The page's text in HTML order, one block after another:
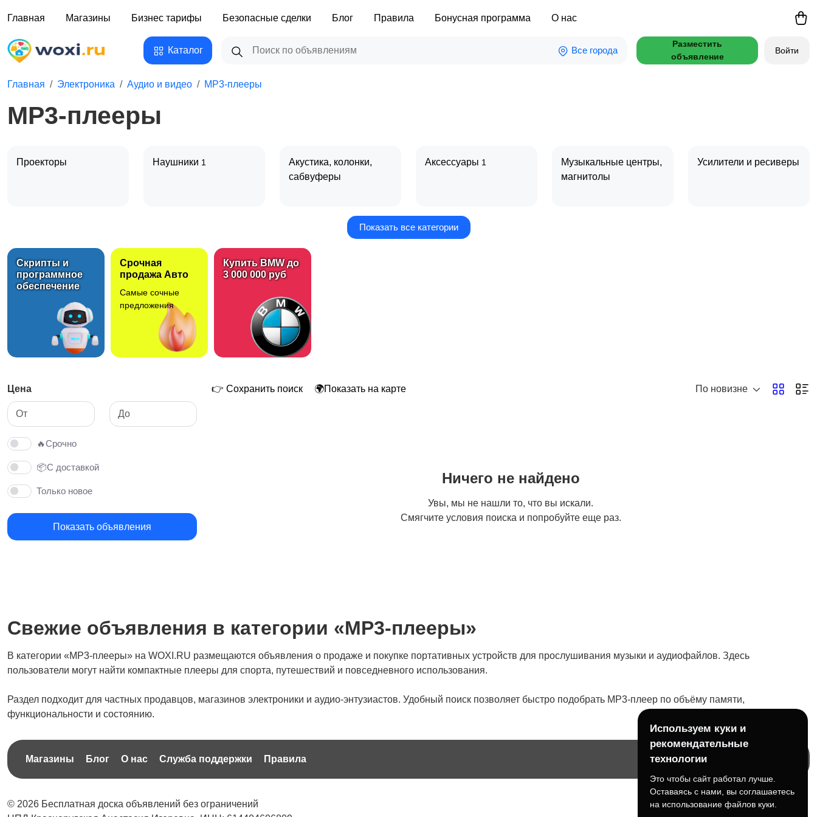
Главная Магазины Бизнес тарифы Безопасные сделки Блог Правила Бонусная программа О нас
Каталог Все города
Разместить
объявление
Войти
Главная Электроника Аудио и видео MP3-плееры
MP3-плееры
Проекторы Наушники 1
Акустика, колонки,
сабвуферы
Аксессуары 1
Музыкальные центры,
магнитолы
Усилители и ресиверы
плееры
Кабели и адаптеры Музыка и фильмы
Показать все категории
Скрипты и
программное
обеспечение
Срочная
продажа Авто
Самые сочные
предложения
Купить BMW до
3 000 000 руб
Цена
🔥Срочно
📦С доставкой
Только новое
Показать объявления
👉 Сохранить поиск 🌍Показать на карте По новизне
Ничего не найдено
Увы, мы не нашли то, что вы искали.
Смягчите условия поиска и попробуйте еще раз.
Свежие объявления в категории «MP3-плееры»
В категории «MP3-плееры» на WOXI.RU размещаются объявления о продаже и покупке портативных устройств для прослушивания музыки и аудиофайлов. Здесь
пользователи могут найти компактные плееры для спорта, путешествий и повседневного использования.
Раздел подходит для частных продавцов, магазинов электроники и аудио-энтузиастов. Удобный поиск позволяет быстро подобрать MP3-плеер по объёму памяти,
функциональности и состоянию.
Магазины Блог О нас Служба поддержки Правила
© 2026 Бесплатная доска объявлений без ограничений
Используем куки и
рекомендательные
технологии
Это чтобы сайт работал лучше.
Оставаясь с нами, вы соглашаетесь
на использование файлов куки.